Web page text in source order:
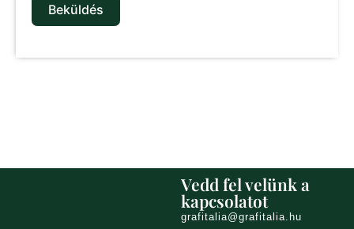
Beküldés
Vedd fel velünk a
kapcsolatot
grafitalia@grafitalia.hu